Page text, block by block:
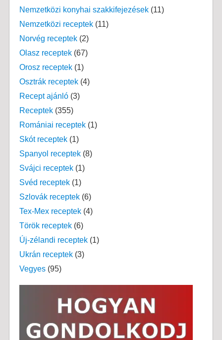
Nemzetközi konyhai szakkifejezések(11)
Nemzetközi receptek(11)
Norvég receptek(2)
Olasz receptek(67)
Orosz receptek(1)
Osztrák receptek(4)
Recept ajánló(3)
Receptek(355)
Romániai receptek(1)
Skót receptek(1)
Spanyol receptek(8)
Svájci receptek(1)
Svéd receptek(1)
Szlovák receptek(6)
Tex-Mex receptek(4)
Török receptek(6)
Új-zélandi receptek(1)
Ukrán receptek(3)
Vegyes(95)